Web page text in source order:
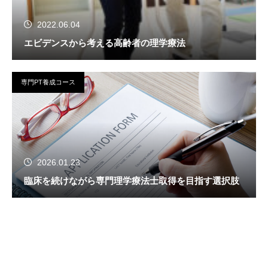
2022.06.04
エビデンスから考える高齢者の理学療法
専門PT養成コース
2026.01.23
臨床を続けながら専門理学療法士取得を目指す選択肢